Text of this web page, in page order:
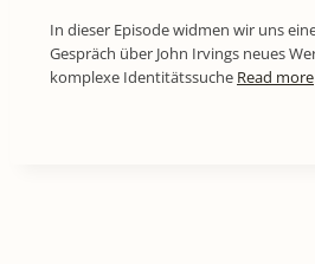
In dieser Episode widmen wir uns
Gespräch über John Irvings neues
komplexe Identitätssuche Read more